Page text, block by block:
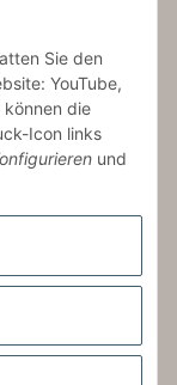
Abonnieren
Sie den
YouTube,
können die
Icon links
und